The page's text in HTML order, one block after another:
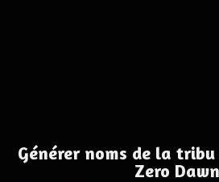
Générer noms de la
Zero